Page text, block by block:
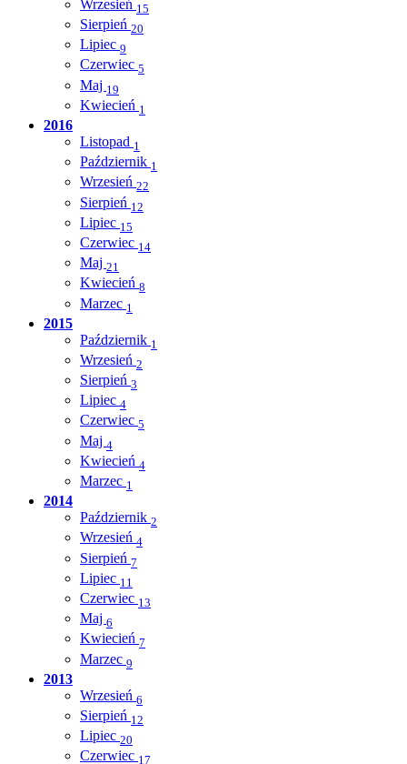
Wrzesień 15
Sierpień 20
Lipiec 9
Czerwiec 5
Maj 19
Kwiecień 1
2016
Listopad 1
Październik 1
Wrzesień 22
Sierpień 12
Lipiec 15
Czerwiec 14
Maj 21
Kwiecień 8
Marzec 1
2015
Październik 1
Wrzesień 2
Sierpień 3
Lipiec 4
Czerwiec 5
Maj 4
Kwiecień 4
Marzec 1
2014
Październik 2
Wrzesień 4
Sierpień 7
Lipiec 11
Czerwiec 13
Maj 6
Kwiecień 7
Marzec 9
2013
Wrzesień 6
Sierpień 12
Lipiec 20
Czerwiec 17